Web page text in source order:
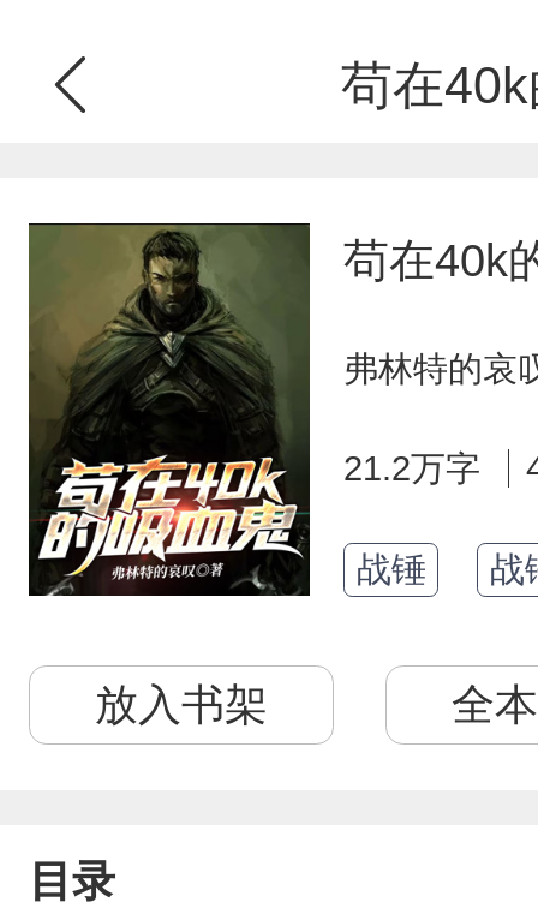
苟在
苟在40k
弗林特的哀
21.2万字
战锤 战
放入书架 全
目录